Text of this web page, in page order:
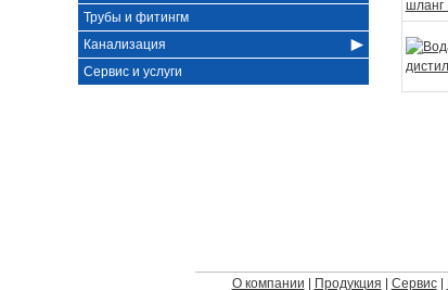
Трубы и фитингм
Канализация
Сервис и услуги
О компании Продукция Сервис